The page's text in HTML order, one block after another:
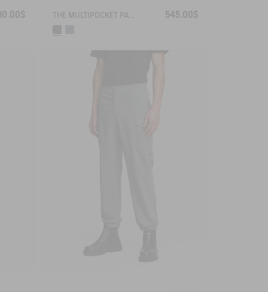
THE MULTIPOCKET PANTS AIGLE EXPERIENCE BY ÉTUDES 545.00$